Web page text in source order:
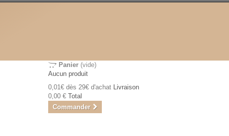
Panier (vide)
Aucun produit
0,01€ dès 29€ d'achat Livraison
0,00 € Total
Commander